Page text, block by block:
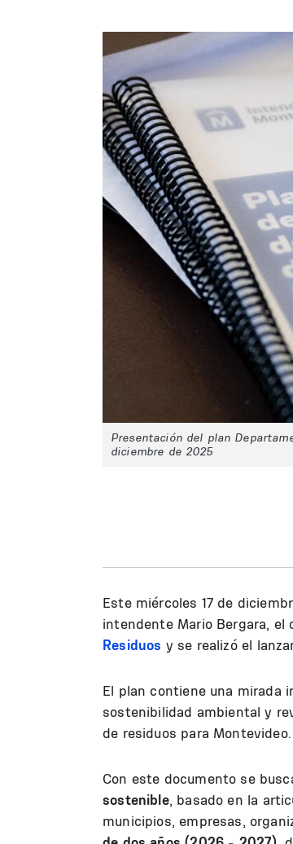
Presentación del plan
diciembre de 2025
Este miércoles 17 de
intendente Mario Bergara, el
Residuos y se realizó el
El plan contiene una mirada
sostenibilidad ambiental y
de residuos para Montevideo.
Con este documento se
sostenible, basado en la
municipios, empresas,